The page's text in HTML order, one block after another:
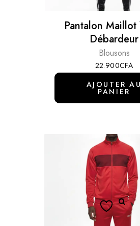
Pantalon Maillot
Débardeur
Blousons
22.900CFA
AJOUTER AU
PANIER